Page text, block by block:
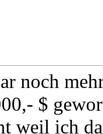
noch
$
weil ich